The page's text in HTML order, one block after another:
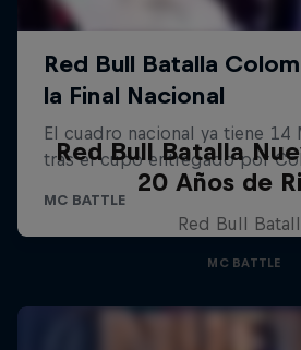
Red Bull Batalla
20 Años de
Red Bull
MC BATTLE